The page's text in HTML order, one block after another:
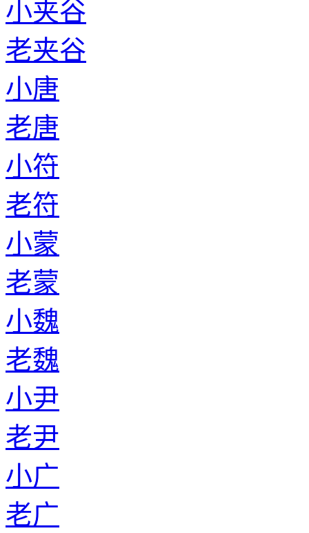
老尹
小广
老广
小孙
老孙
小尚
老尚
小法
老法
小宿
老宿
小牧
老牧
小麴